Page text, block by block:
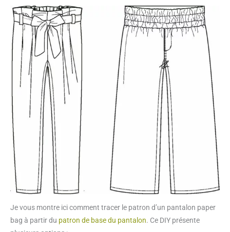
Je vous montre ici comment tracer le patron d’un pantalon paper
bag à partir du patron de base du pantalon. Ce DIY présente